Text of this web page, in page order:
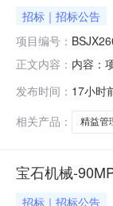
招标｜招标公告
项目编号：
正文内容： 内容：
发布时间： 17小时
相关产品：
精益管
宝石机械-
招标｜招标公告